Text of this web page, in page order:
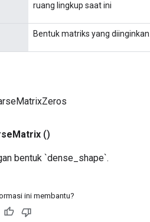
ruang lingkup saat ini
Bentuk matriks yang
Matrix ()
bentuk `dense_shape`.
ini membantu?